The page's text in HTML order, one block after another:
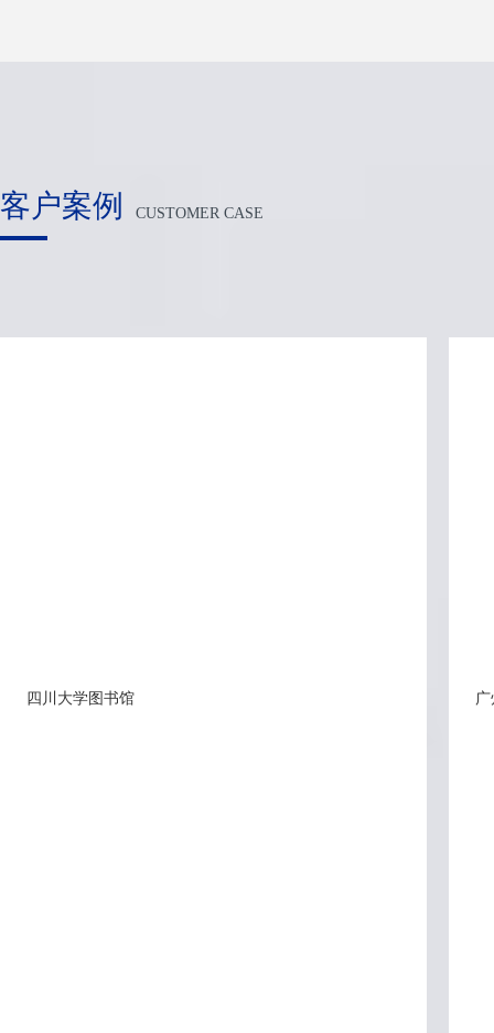
客户案例 CUSTOMER CASE
四川大学图书馆